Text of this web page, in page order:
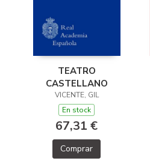
TEATRO
CASTELLANO
VICENTE, GIL
En stock
67,31 €
Comprar